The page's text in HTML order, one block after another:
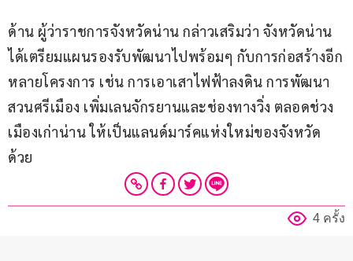
ด้าน ผู้ว่าราชการจังหวัดน่าน กล่าวเสริมว่า จังหวัดน่าน
ได้เตรียมแผนรองรับพัฒนาไปพร้อมๆ กับการก่อสร้างอีก
หลายโครงการ เช่น การเอาเสาไฟฟ้าลงดิน การพัฒนา
สวนศรีเมือง เพิ่มเลนจักรยานและช่องทางวิ่ง ตลอดช่วง
เมืองเก่าน่าน ให้เป็นแลนด์มาร์คแห่งใหม่ของจังหวัด
ด้วย
4 ครั้ง